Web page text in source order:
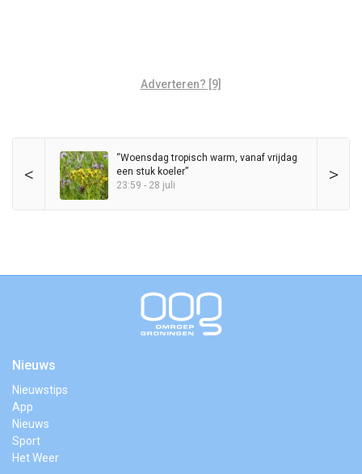
Adverteren? [9]
< >
“Woensdag tropisch warm, vanaf vrijdag
een stuk koeler”
23:59 - 28 juli
Nieuws
Nieuwstips
App
Nieuws
Sport
Het Weer